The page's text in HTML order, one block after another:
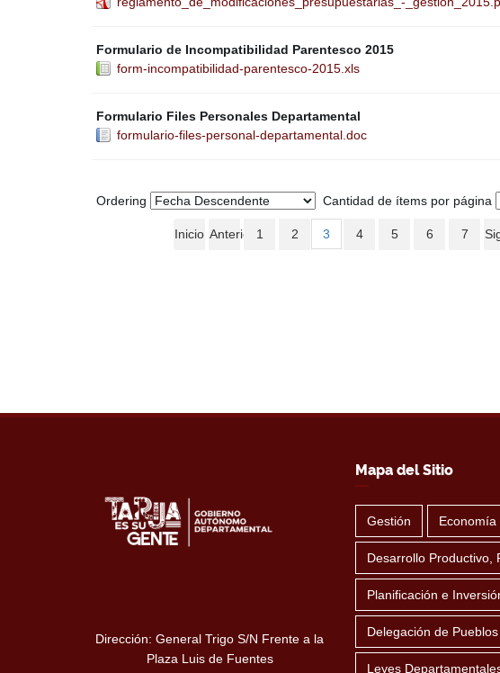
Formulario de Incompatibilidad Parentesco 2015
form-incompatibilidad-parentesco-2015.xls
Formulario Files Personales Departamental
formulario-files-personal-departamental.doc
Ordering Cantidad de ítems por página
Inicio Anterior 1 2 3 4 5 6 7
Dirección: General Trigo S/N Frente a la
Plaza Luis de Fuentes
Mapa del Sitio
Gestión Economía
Desarrollo Productivo,
Planificación e
Delegación de
Leyes